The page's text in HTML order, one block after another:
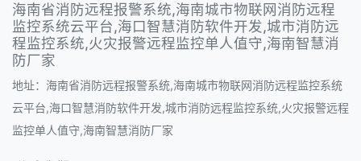
海南省消防远程报警系统,海南城市物联网消防远程
监控系统云平台,海口智慧消防软件开发,城市消防远
程监控系统,火灾报警远程监控单人值守,海南智慧消
防厂家
地址：海南省消防远程报警系统,海南城市物联网消防远程监控系统
云平台,海口智慧消防软件开发,城市消防远程监控系统,火灾报警远程
监控单人值守,海南智慧消防厂家